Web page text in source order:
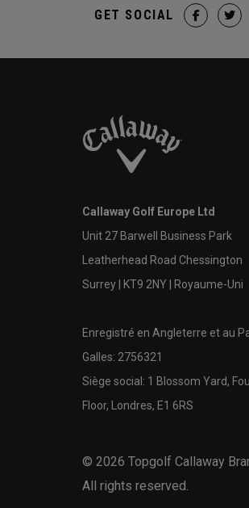
GET SOCIAL
Callaway Golf Europe Ltd
Unit 27 Barwell Business Park
Leatherhead Road Chessington
Surrey | KT9 2NY | Royaume-Uni
Enregistré en Angleterre et au
Galles: 2756321
Siège social: 1 Blossom Yard,
Floor, Londres, E1 6RS
© 2026 Topgolf Callaway
All rights reserved.